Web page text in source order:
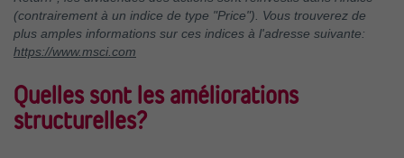
(contrairement à un indice de type "Price"). Vous trouverez de
plus amples informations sur ces indices à l'adresse suivante:
https://www.msci.com
Quelles sont les améliorations
structurelles?